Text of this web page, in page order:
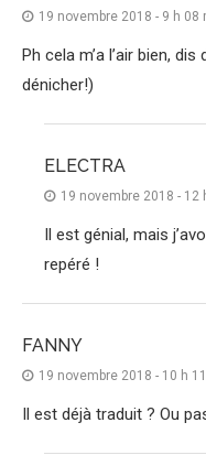
19 novembre 2018 - 9 h 08
Ph cela m’a l’air bien,
dénicher!)
ELECTRA
19 novembre 2018 - 12
Il est génial, mais
repéré !
FANNY
19 novembre 2018 - 10 h
Il est déjà traduit ? Ou